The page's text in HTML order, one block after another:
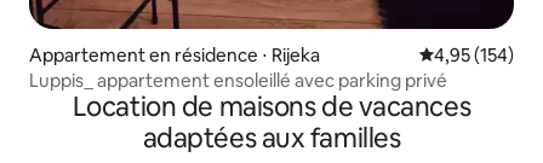
Appartement en résidence ⋅ Rijeka Évaluation
4,95 (154)
Luppis_ appartement ensoleillé avec parking privé
Location de maisons de vacances
adaptées aux familles